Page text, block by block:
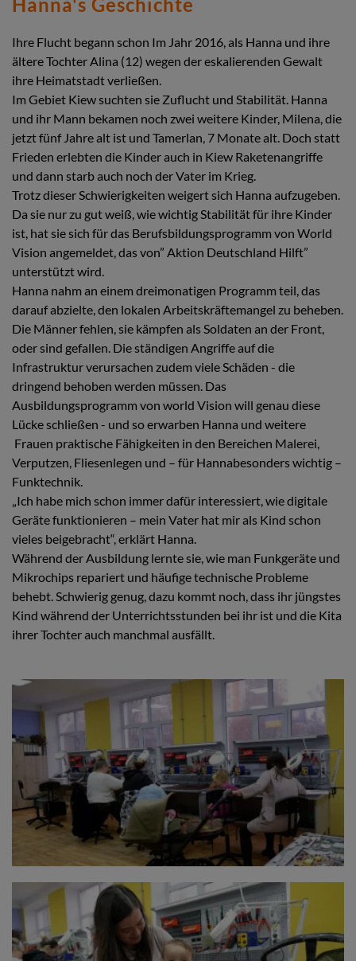
Ihre Flucht begann schon Im Jahr 2016, als Hanna und ihre
ältere Tochter Alina (12) wegen der eskalierenden Gewalt
ihre Heimatstadt verließen.
Im Gebiet Kiew suchten sie Zuflucht und Stabilität. Hanna
und ihr Mann bekamen noch zwei weitere Kinder, Milena, die
jetzt fünf Jahre alt ist und Tamerlan, 7 Monate alt. Doch statt
Frieden erlebten die Kinder auch in Kiew Raketenangriffe
und dann starb auch noch der Vater im Krieg.
Trotz dieser Schwierigkeiten weigert sich Hanna aufzugeben.
Da sie nur zu gut weiß, wie wichtig Stabilität für ihre Kinder
ist, hat sie sich für das Berufsbildungsprogramm von World
Vision angemeldet, das von” Aktion Deutschland Hilft”
unterstützt wird.
Hanna nahm an einem dreimonatigen Programm teil, das
darauf abzielte, den lokalen Arbeitskräftemangel zu beheben.
Die Männer fehlen, sie kämpfen als Soldaten an der Front,
oder sind gefallen. Die ständigen Angriffe auf die
Infrastruktur verursachen zudem viele Schäden - die
dringend behoben werden müssen. Das
Ausbildungsprogramm von world Vision will genau diese
Lücke schließen - und so erwarben Hanna und weitere
Frauen praktische Fähigkeiten in den Bereichen Malerei,
Verputzen, Fliesenlegen und – für Hannabesonders wichtig –
Funktechnik.
„Ich habe mich schon immer dafür interessiert, wie digitale
Geräte funktionieren – mein Vater hat mir als Kind schon
vieles beigebracht“, erklärt Hanna.
Während der Ausbildung lernte sie, wie man Funkgeräte und
Mikrochips repariert und häufige technische Probleme
behebt. Schwierig genug, dazu kommt noch, dass ihr jüngstes
Kind während der Unterrichtsstunden bei ihr ist und die Kita
ihrer Tochter auch manchmal ausfällt.